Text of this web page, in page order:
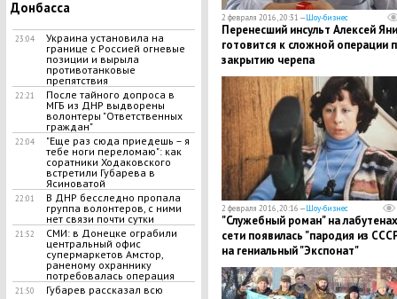
Донбасса
23:04
Украина установила на
границе с Россией огневые
позиции и вырыла
противотанковые
препятствия
22:21
После тайного допроса в
МГБ из ДНР выдворены
волонтеры "Ответственных
граждан"
22:04
"Еще раз сюда приедешь – я
тебе ноги переломаю": как
соратники Ходаковского
встретили Губарева в
Ясиноватой
22:01
В ДНР бесследно пропала
группа волонтеров, с ними
нет связи почти сутки
21:52
СМИ: в Донецке ограбили
центральный офис
супермаркетов Амстор,
раненому охраннику
потребовалась операция
21:50
Губарев рассказал всю
2 февраля 2016, 20:31 —Шоу-бизнес
Перенесший инсульт Алексей
готовится к сложной операции
закрытию черепа
2 февраля 2016, 20:16 —Шоу-бизнес
"Служебный роман" на
сети появилась "пародия из
на гениальный "Экспонат"